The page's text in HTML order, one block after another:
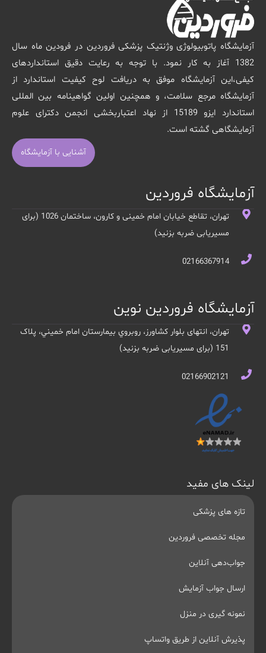
آزمایشگاه پاتوبیولوژی وژنتیک پزشکی فروردین در فرودین ماه سال
1382 آغاز به کار نمود. با توجه به رعایت دقیق استانداردهای
کیفی،این آزمایشگاه موفق به دریافت لوح کیفیت استاندارد از
آزمایشگاه مرجع سلامت، و همچنین اولین گواهینامه بین المللی
استاندارد ایزو 15189 از نهاد اعتباربخشی انجمن دکترای علوم
آزمایشگاهی گشته است.
آشنایی با آزمایشگاه
آزمایشگاه فروردین
تهران، تقاطع خیابان امام خمینی و کارون، ساختمان 1026 (برای
مسیریابی ضربه بزنید)
02166367914
آزمایشگاه فروردین نوین
تهران، انتهای بلوار کشاورز، روبروي بيمارستان امام خميني، پلاک
151 (برای مسیریابی ضربه بزنید)
02166902121
لینک های مفید
تازه های پزشکی
مجله تخصصی فروردین
جواب‌دهی آنلاین
ارسال جواب آزمایش
نمونه گیری در منزل
پذیرش آنلاین از طریق واتساپ